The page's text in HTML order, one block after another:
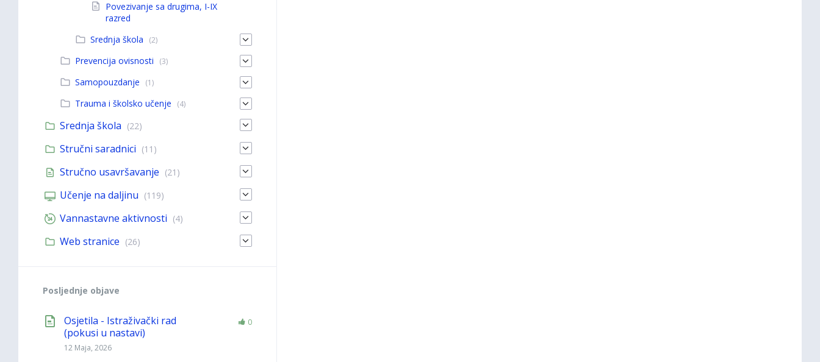
Povezivanje sa drugima, I-IX
razred
Srednja škola
(2)
Prevencija ovisnosti (3)
Samopouzdanje (1)
Trauma i školsko učenje (4)
Srednja škola (22)
Stručni saradnici (11)
Stručno usavršavanje (21)
Učenje na daljinu (119)
Vannastavne aktivnosti (4)
Web stranice (26)
Posljednje objave
Osjetila - Istraživački rad
(pokusi u nastavi)
12 Maja, 2026
0